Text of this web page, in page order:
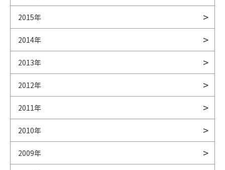
2015年
2014年
2013年
2012年
2011年
2010年
2009年